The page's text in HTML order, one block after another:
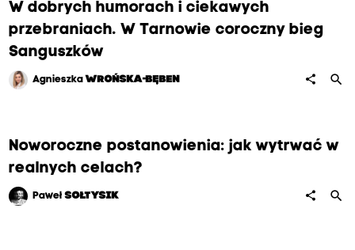
W dobrych humorach i ciekawych
przebraniach. W Tarnowie coroczny bieg
Sanguszków
Agnieszka WROŃSKA-BĘBEN share search
Noworoczne postanowienia: jak wytrwać w
realnych celach?
PawełSOŁTYSIK share search